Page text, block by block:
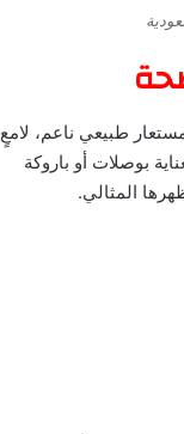
صحة
طبيعي ناعم، لامعٍ
بوصلات أو باروكة
المثالي.